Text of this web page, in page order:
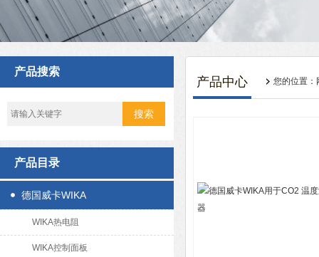
产品搜索
产品目录
德国威卡WIKA
WIKA热电阻
WIKA控制面板
产品中心 您的位置：